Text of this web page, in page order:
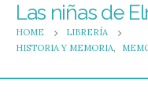
Las niñas de
HOME
LIBRERÍA
HISTORIA Y MEMORIA,